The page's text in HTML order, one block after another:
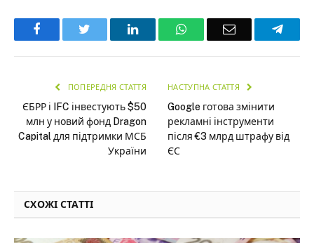
Facebook LinkedInWhatsAppEmail
ПОПЕРЕДНЯ СТАТТЯ
ЄБРР і IFC інвестують $50
млн у новий фонд Dragon
Capital для підтримки МСБ
України
НАСТУПНА СТАТТЯ
Google готова змінити
рекламні інструменти
після €3 млрд штрафу від
ЄС
СХОЖІ СТАТТІ